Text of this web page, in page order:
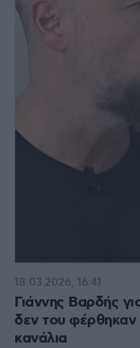
Γιάννης Βαρδής
δεν του
κανάλια
18.03.2026, 16:41